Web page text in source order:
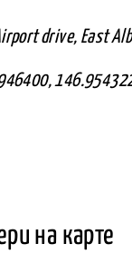
drive, East
на карте